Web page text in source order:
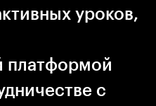
уроков,
платформой
с